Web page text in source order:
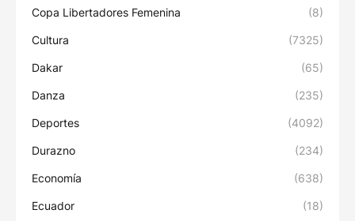
Copa Libertadores Femenina (8)
Cultura (7325)
Dakar (65)
Danza (235)
Deportes (4092)
Durazno (234)
Economía (638)
Ecuador (18)